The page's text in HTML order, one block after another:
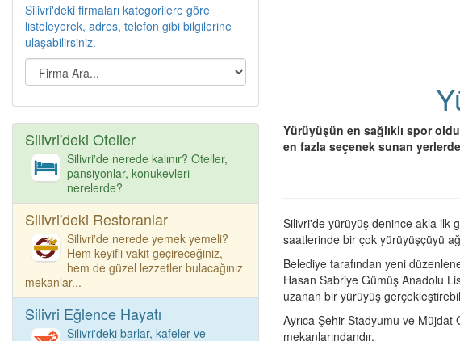
Yürüyüşün en sağlıklı spor
en fazla seçenek sunan
Silivri'de yürüyüş denince akla ilk
saatlerinde bir çok yürüyüşçüyü
Belediye tarafından yeni
Hasan Sabriye Gümüş Anadolu
uzanan bir yürüyüş
Ayrıca Şehir Stadyumu ve
mekanlarındandır.
Silivri'deki firmaları kategorilere göre
listeleyerek, adres, telefon gibi bilgilerine
ulaşabilirsiniz.
Silivri'deki Oteller
Silivri'de nerede kalınır? Oteller,
pansiyonlar, konukevleri
nerelerde?
Silivri'deki Restoranlar
Silivri'de nerede yemek yemeli?
Hem keyifli vakit geçireceğiniz,
hem de güzel lezzetler bulacağınız
mekanlar...
Silivri Eğlence Hayatı
Silivri'deki barlar, kafeler ve